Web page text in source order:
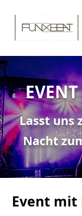
Lasst uns
Nacht
Event mit